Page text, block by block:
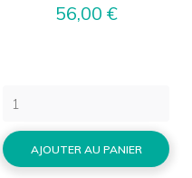
Prix
56,00 €
AJOUTER AU PANIER